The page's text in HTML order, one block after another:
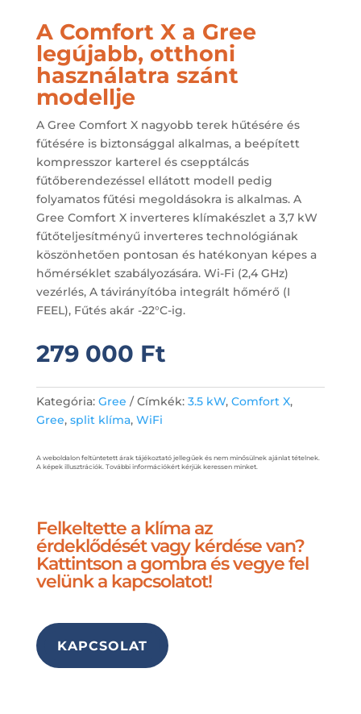
A Comfort X a Gree
legújabb, otthoni
használatra szánt
modellje
A Gree Comfort X nagyobb terek hűtésére és
fűtésére is biztonsággal alkalmas, a beépített
kompresszor karterel és csepptálcás
fűtőberendezéssel ellátott modell pedig
folyamatos fűtési megoldásokra is alkalmas. A
Gree Comfort X inverteres klímakészlet a 3,7 kW
fűtőteljesítményű inverteres technológiának
köszönhetően pontosan és hatékonyan képes a
hőmérséklet szabályozására. Wi-Fi (2,4 GHz)
vezérlés, A távirányítóba integrált hőmérő (I
FEEL), Fűtés akár -22°C-ig.
279 000 Ft
Kategória: Gree Címkék: 3.5 kW, Comfort X,
Gree, split klíma, WiFi
A weboldalon feltüntetett árak tájékoztató jellegűek és nem minősülnek ajánlat tételnek.
A képek illusztrációk. További információkért kérjük keressen minket.
Felkeltette a klíma az
érdeklődését vagy kérdése van?
Kattintson a gombra és vegye fel
velünk a kapcsolatot!
KAPCSOLAT